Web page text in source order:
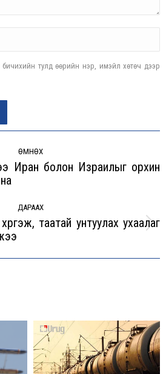
бичихийн тулд өөрийн нэр, имэйл хөтөч дээр
ӨМНӨХ
Previous
Иран болон Израилыг орхин
ДАРААХ
Next
таатай унтуулах ухаалаг